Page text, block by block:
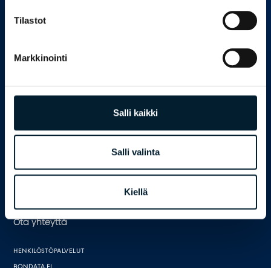
Tilastot
Markkinointi
Salli kaikki
Salli valinta
Kiellä
Palvelut julkiselle sektorille
Asiakkaamme
Meistä
Ota yhteyttä
HENKILÖSTÖPALVELUT
BONDATA.FI